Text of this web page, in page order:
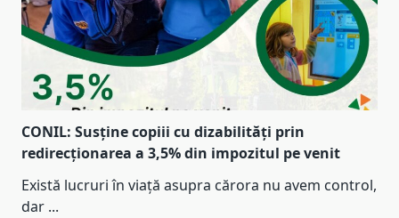
CONIL: Susține copiii cu dizabilități prin
redirecționarea a 3,5% din impozitul pe venit
Există lucruri în viață asupra cărora nu avem control,
dar ...